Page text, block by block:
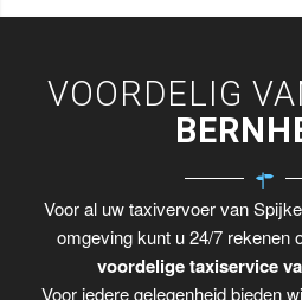
VOORDELIG
Voor al uw taxivervoer van
omgeving kunt u 24/7 rekenen
voordelige taxiservice
Voor iedere gelegenheid bieden